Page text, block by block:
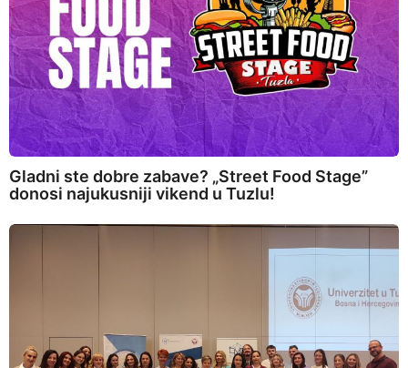
Gladni ste dobre zabave? „Street Food Stage”
donosi najukusniji vikend u Tuzlu!